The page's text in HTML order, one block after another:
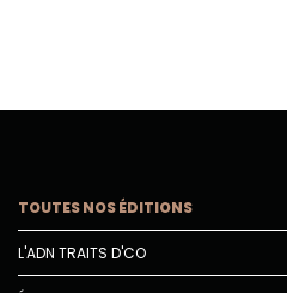
TOUTES NOS ÉDITIONS
L'ADN TRAITS D'CO